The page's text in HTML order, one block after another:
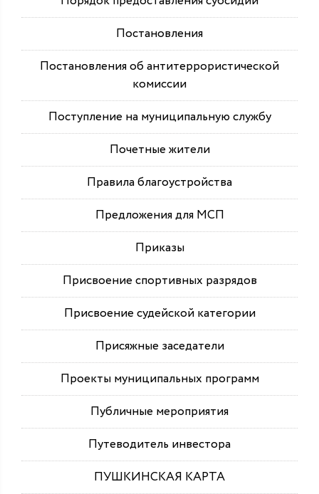
Постановления
Постановления об антитеррористической
комиссии
Поступление на муниципальную службу
Почетные жители
Правила благоустройства
Предложения для МСП
Приказы
Присвоение спортивных разрядов
Присвоение судейской категории
Присяжные заседатели
Проекты муниципальных программ
Публичные мероприятия
Путеводитель инвестора
ПУШКИНСКАЯ КАРТА